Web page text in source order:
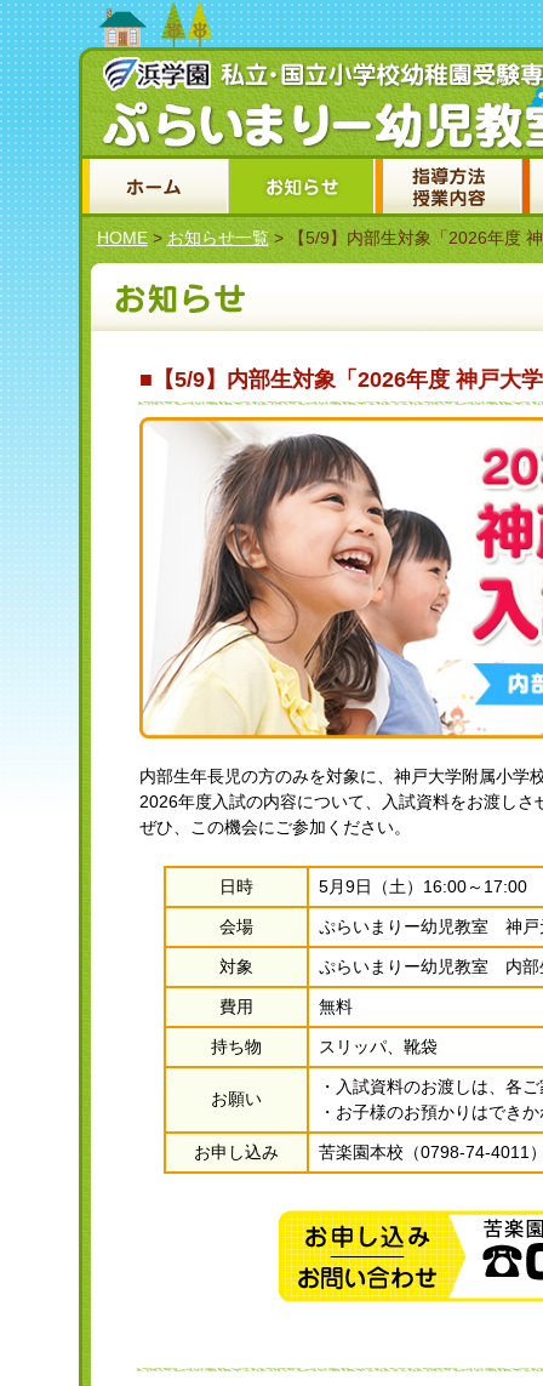
HOME>お知らせ一覧> 【5/9】内部生対象「2026年度
■【5/9】内部生対象「2026年度 神戸大
内部生年長児の方のみを対象に、神戸大学附属小学
2026年度入試の内容について、入試資料をお渡し
ぜひ、この機会にご参加ください。
日時 5月9日（土）16:00～17:00
会場 ぷらいまりー幼児教室 神戸
対象 ぷらいまりー幼児教室 内部
費用 無料
持ち物 スリッパ、靴袋
お願い
・入試資料のお渡しは、各
・お子様のお預かりはでき
お申し込み 苦楽園本校（0798-74-4011